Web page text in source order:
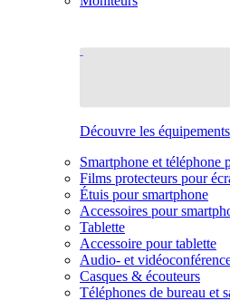
Découvre les
Smartphone et téléphone
Films protecteurs pour
Étuis pour smartphone
Accessoires pour
Tablette
Accessoire pour tablette
Audio- et
Casques & écouteurs
Téléphones de bureau et